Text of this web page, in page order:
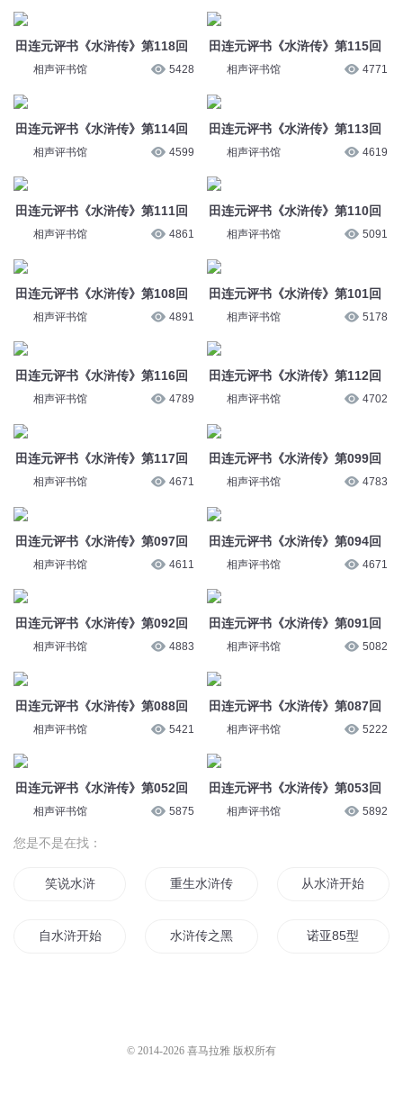
田连元评书《水浒传》第118回
相声评书馆 5428
田连元评书《水浒传》第114回
相声评书馆 4599
田连元评书《水浒传》第111回
相声评书馆 4861
田连元评书《水浒传》第108回
相声评书馆 4891
田连元评书《水浒传》第116回
相声评书馆 4789
田连元评书《水浒传》第117回
相声评书馆 4671
田连元评书《水浒传》第097回
相声评书馆 4611
田连元评书《水浒传》第092回
相声评书馆 4883
田连元评书《水浒传》第088回
相声评书馆 5421
田连元评书《水浒传》第052回
相声评书馆 5875
田连元评书《水浒传》第115回
相声评书馆 4771
田连元评书《水浒传》第113回
相声评书馆 4619
田连元评书《水浒传》第110回
相声评书馆 5091
田连元评书《水浒传》第101回
相声评书馆 5178
田连元评书《水浒传》第112回
相声评书馆 4702
田连元评书《水浒传》第099回
相声评书馆 4783
田连元评书《水浒传》第094回
相声评书馆 4671
田连元评书《水浒传》第091回
相声评书馆 5082
田连元评书《水浒传》第087回
相声评书馆 5222
田连元评书《水浒传》第053回
相声评书馆 5892
您是不是在找：
笑说水浒 重生水浒传 从水浒开始修仙
自水浒开始 水浒传之黑道天子 诺亚85型
© 2014-2026 喜马拉雅 版权所有